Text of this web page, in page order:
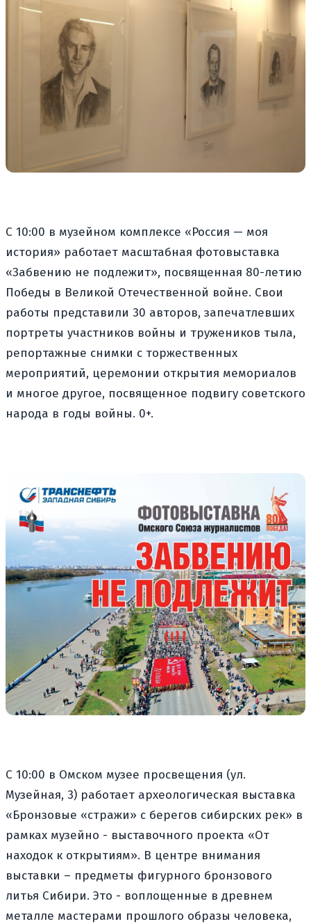
С 10:00 в музейном комплексе «Россия — моя
история» работает масштабная фотовыставка
«Забвению не подлежит», посвященная 80-летию
Победы в Великой Отечественной войне. Свои
работы представили 30 авторов, запечатлевших
портреты участников войны и тружеников тыла,
репортажные снимки с торжественных
мероприятий, церемонии открытия мемориалов
и многое другое, посвященное подвигу советского
народа в годы войны. 0+.
С 10:00 в Омском музее просвещения (ул.
Музейная, 3) работает археологическая выставка
«Бронзовые «стражи» с берегов сибирских рек» в
рамках музейно - выставочного проекта «От
находок к открытиям». В центре внимания
выставки – предметы фигурного бронзового
литья Сибири. Это - воплощенные в древнем
металле мастерами прошлого образы человека,